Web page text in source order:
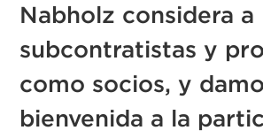
Nabholz considera a
subcontratistas y
como socios, y
bienvenida a la